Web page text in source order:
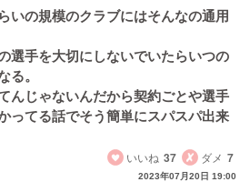
いの規模のクラブにはそんなの通用
選手を大切にしないでいたらいつの
る。
んじゃないんだから契約ごとや選手
ってる話でそう簡単にスパスパ出来
いいね 37 ダメ 7
2023年07月20日 19:00